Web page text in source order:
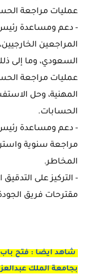
عمليات مراجعة
- دعم ومساعدة رئيس
المراجعين
السعودي، وما إلى
عمليات مراجعة
المهنية، وحل
الحسابات.
- دعم ومساعدة
مراجعة سنوية
المخاطر.
- التركيز على
مقترحات فريق
شاهد ايضا : فتح باب
بجامعة الملك عبدالعزيز